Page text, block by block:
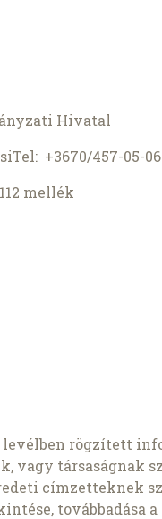
Hivatal
+3670/457-05-06
mellék
rögzített
vagy társaságnak
címzetteknek
továbbadása